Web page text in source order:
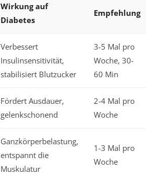
Wirkung auf
Diabetes
Empfehlung
Verbessert
Insulinsensitivität,
stabilisiert Blutzucker
3-5 Mal pro
Woche, 30-
60 Min
Fördert Ausdauer,
gelenkschonend
2-4 Mal pro
Woche
Ganzkörperbelastung,
entspannt die
Muskulatur
1-3 Mal pro
Woche